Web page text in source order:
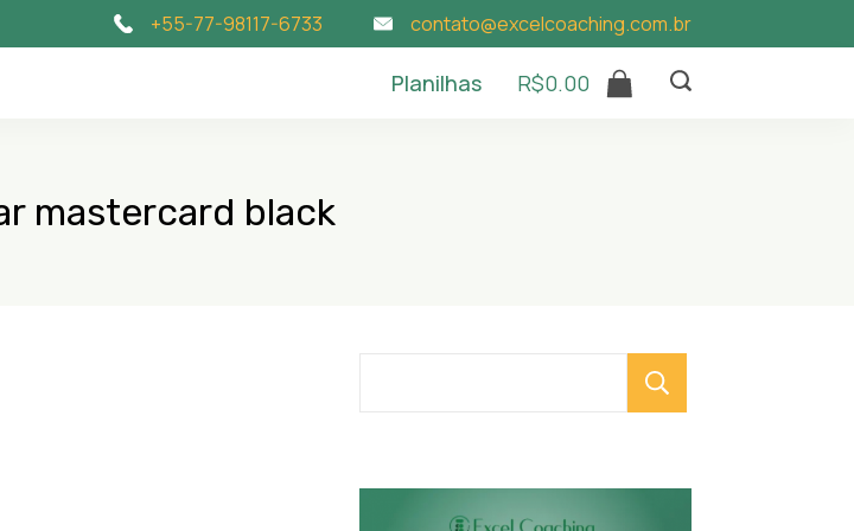
+55-77-98117-6733 contato@excelcoaching.com.br
Planilhas R$0.00
mastercard black